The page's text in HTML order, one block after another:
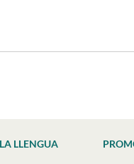
LLENGUA